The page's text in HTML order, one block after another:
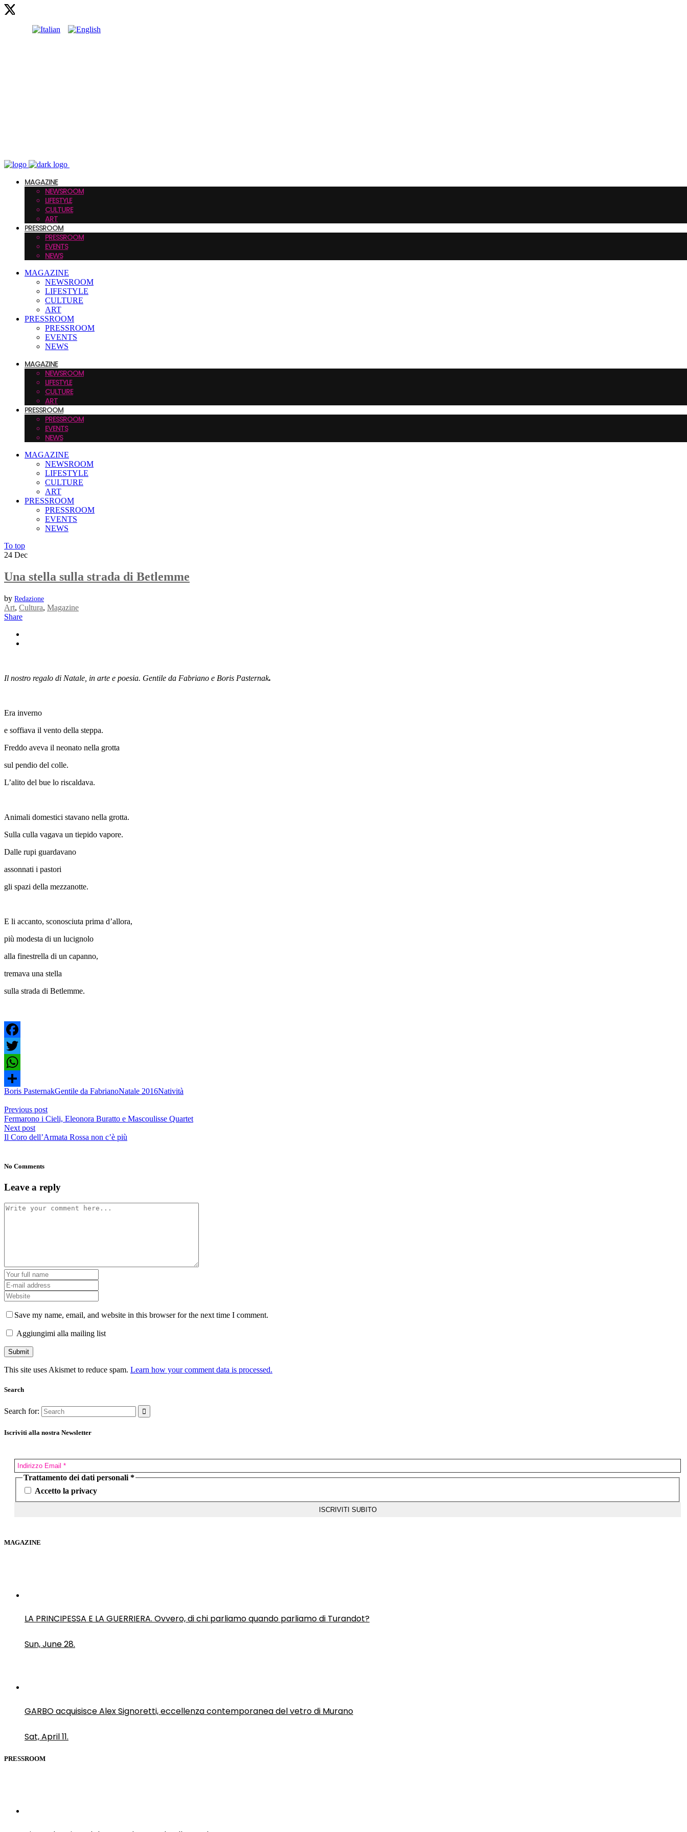
MAGAZINE
NEWSROOM
LIFESTYLE
CULTURE
ART
PRESSROOM
PRESSROOM
EVENTS
NEWS
MAGAZINE
NEWSROOM
LIFESTYLE
CULTURE
ART
PRESSROOM
PRESSROOM
EVENTS
NEWS
MAGAZINE
NEWSROOM
LIFESTYLE
CULTURE
ART
PRESSROOM
PRESSROOM
EVENTS
NEWS
MAGAZINE
NEWSROOM
LIFESTYLE
CULTURE
ART
PRESSROOM
PRESSROOM
EVENTS
NEWS
To top
24 Dec
Una stella sulla strada di Betlemme
by Redazione
Art, Cultura, Magazine
Share
Il nostro regalo di Natale, in arte e poesia. Gentile da Fabriano e Boris Pasternak.
Era inverno
e soffiava il vento della steppa.
Freddo aveva il neonato nella grotta
sul pendio del colle.
L’alito del bue lo riscaldava.
Animali domestici stavano nella grotta.
Sulla culla vagava un tiepido vapore.
Dalle rupi guardavano
assonnati i pastori
gli spazi della mezzanotte.
E li accanto, sconosciuta prima d’allora,
più modesta di un lucignolo
alla finestrella di un capanno,
tremava una stella
sulla strada di Betlemme.
Facebook
Twitter
WhatsApp
Share
Boris PasternakGentile da FabrianoNatale 2016Natività
Previous post
Fermarono i Cieli, Eleonora Buratto e Mascoulisse Quartet
Next post
Il Coro dell’Armata Rossa non c’è più
No Comments
Leave a reply
Save my name, email, and website in this browser for the next time I comment.
Aggiungimi alla mailing list
This site uses Akismet to reduce spam. Learn how your comment data is processed.
Search
Search for:
Iscriviti alla nostra Newsletter
Trattamento dei dati personali *
Accetto la privacy
MAGAZINE
LA PRINCIPESSA E LA GUERRIERA. Ovvero, di chi parliamo quando parliamo di Turandot?
Sun, June 28.
GARBO acquisisce Alex Signoretti, eccellenza contemporanea del vetro di Murano
Sat, April 11.
PRESSROOM